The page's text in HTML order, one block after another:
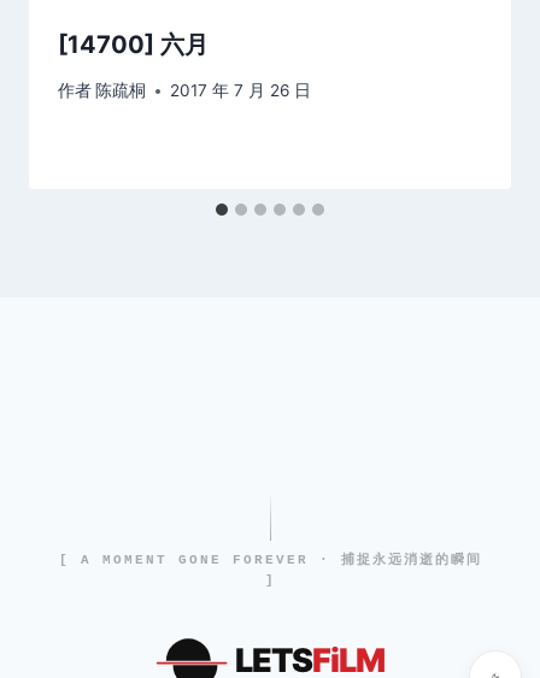
[14700] 六月
作者 陈疏桐 2017 年 7 月 26 日
[ A MOMENT GONE FOREVER · 捕捉永远消逝的瞬间
]
LETSFiLM